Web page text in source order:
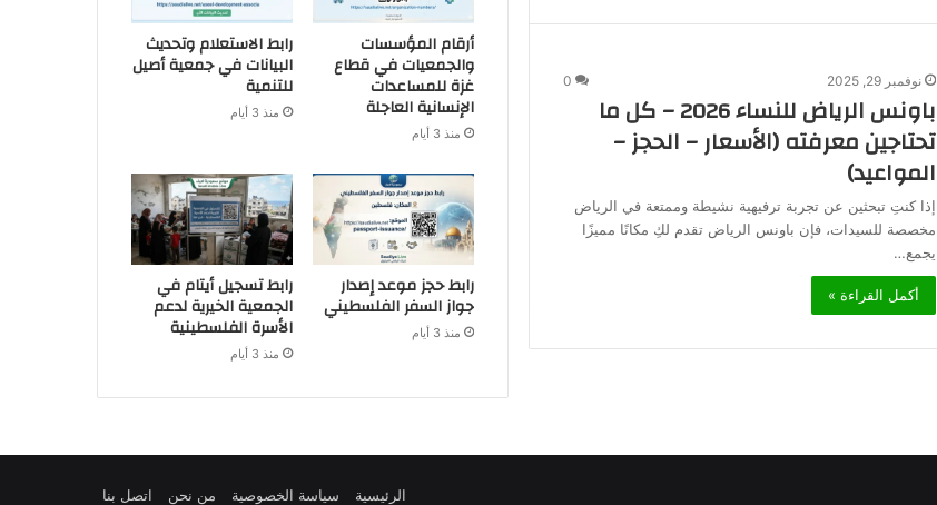
نوفمبر 29, 2025 0
باونس الرياض للنساء 2026 – كل ما
تحتاجين معرفته (الأسعار – الحجز –
المواعيد)
إذا كنتِ تبحثين عن تجربة ترفيهية نشيطة وممتعة في الرياض
مخصصة للسيدات، فإن باونس الرياض تقدم لكِ مكانًا مميزًا
يجمع…
أكمل القراءة »
أرقام المؤسسات
والجمعيات في قطاع
غزة للمساعدات
الإنسانية العاجلة
منذ 3 أيام
رابط الاستعلام وتحديث
البيانات في جمعية أصيل
للتنمية
منذ 3 أيام
رابط حجز موعد إصدار
جواز السفر الفلسطيني
منذ 3 أيام
رابط تسجيل أيتام في
الجمعية الخيرية لدعم
الأسرة الفلسطينية
منذ 3 أيام
الرئيسية سياسة الخصوصية من نحن اتصل بنا